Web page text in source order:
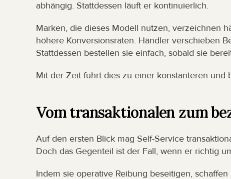
abhängig. Stattdessen läuft er kontinuierlich.
Marken, die dieses Modell nutzen, verzeichnen
höhere Konversionsraten. Händler verschieben
Stattdessen bestellen sie einfach, sobald sie
Mit der Zeit führt dies zu einer konstanteren und
Vom transaktionalen zum
Auf den ersten Blick mag Self-Service
Doch das Gegenteil ist der Fall, wenn er richtig
Indem sie operative Reibung beseitigen,